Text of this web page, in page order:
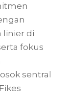
linier di
fokus
sentral